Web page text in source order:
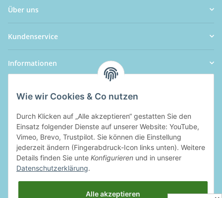
Über uns
Kundenservice
Informationen
Wie wir Cookies & Co nutzen
Durch Klicken auf „Alle akzeptieren“ gestatten Sie den
Einsatz folgender Dienste auf unserer Website: YouTube,
Vimeo, Brevo, Trustpilot. Sie können die Einstellung
jederzeit ändern (Fingerabdruck-Icon links unten). Weitere
Details finden Sie unte Konfigurieren und in unserer
Datenschutzerklärung.
Alle akzeptieren